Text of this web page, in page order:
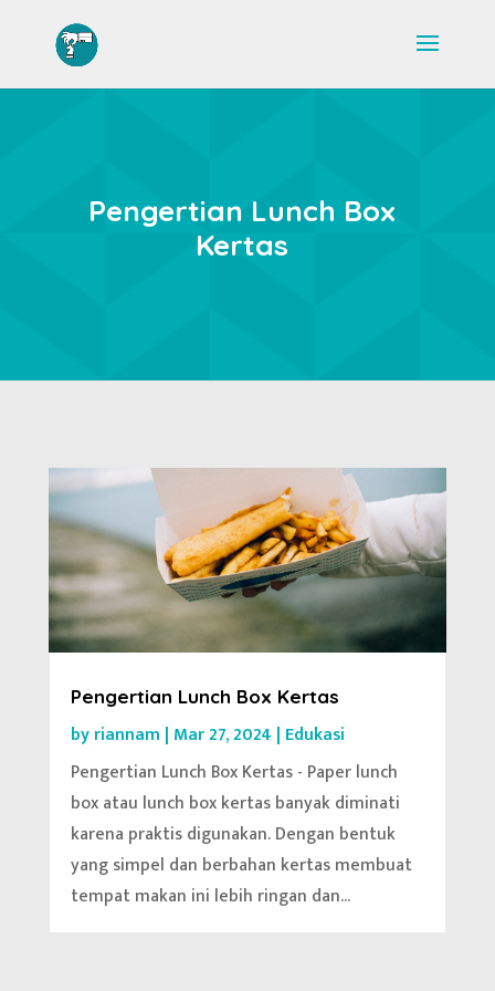
Pengertian Lunch Box
Kertas
Pengertian Lunch Box Kertas
byriannam | Mar 27, 2024 | Edukasi
Pengertian Lunch Box Kertas - Paper lunch
box atau lunch box kertas banyak diminati
karena praktis digunakan. Dengan bentuk
yang simpel dan berbahan kertas membuat
tempat makan ini lebih ringan dan...